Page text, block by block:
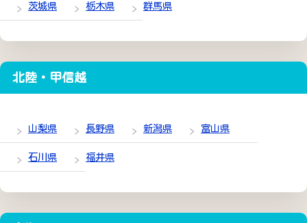
茨城県 栃木県 群馬県
北陸・甲信越
山梨県 長野県 新潟県 富山県
石川県 福井県